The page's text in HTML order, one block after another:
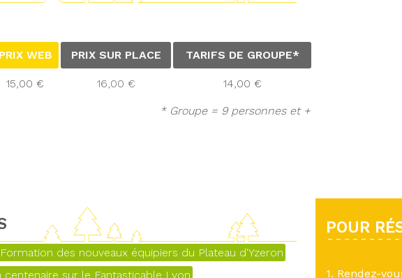
PRIX WEB PRIX SUR PLACE TARIFS DE GROUPE*
15,00 € 16,00 € 14,00 €
* Groupe = 9 personnes et +
Formation des nouveaux équipiers du Plateau d'Yzeron
centenaire sur le Fantasticable Lyon
POUR
1. Rendez-